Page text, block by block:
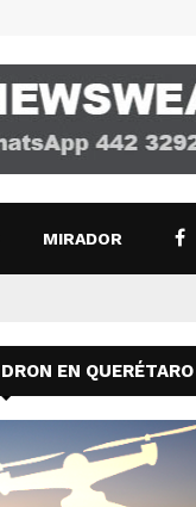
MIRADOR
DRON EN QUERÉTARO